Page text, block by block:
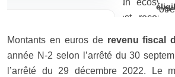
Montants en euros de revenu fiscal
année N-2 selon l’arrêté du 30
l’arrêté du 29 décembre 2022. Le